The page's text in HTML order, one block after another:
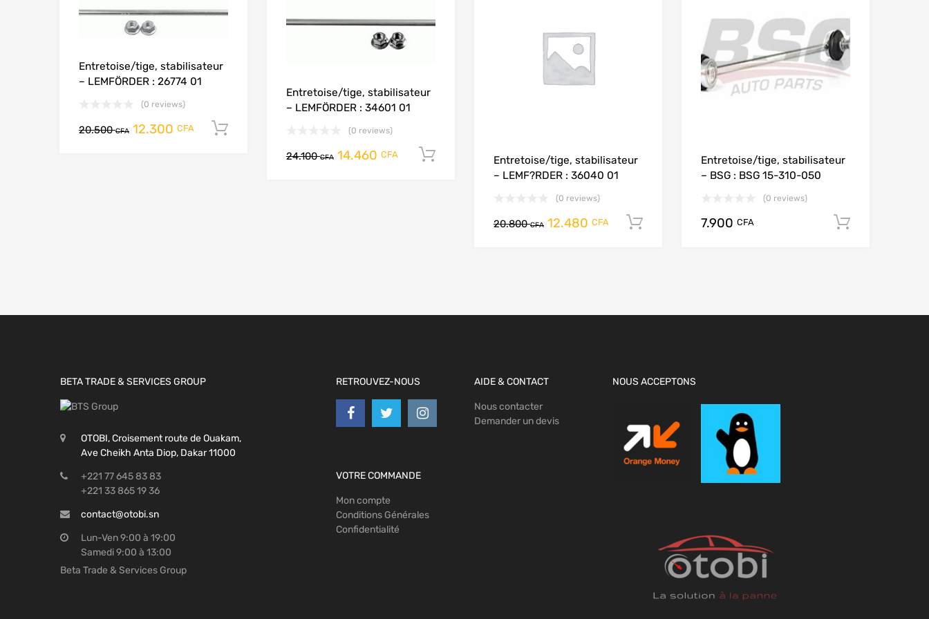
Entretoise/tige, stabilisateur
– LEMFÖRDER : 26774 01
(0 reviews)
20.500CFA 12.300 CFA
Entretoise/tige, stabilisateur
– LEMFÖRDER : 34601 01
(0 reviews)
24.100CFA 14.460 CFA Add to cartEntretoise/tige, stabilisateur
– LEMF?RDER : 36040 01
(0 reviews)
20.800CFA 12.480 CFA Add to cart
Entretoise/tige, stabilisateur
– BSG : BSG 15-310-050
(0 reviews)
7.900 CFA
BETA TRADE & SERVICES GROUP
OTOBI, Croisement route de Ouakam,
Ave Cheikh Anta Diop, Dakar 11000
+221 77 645 83 83
+221 33 865 19 36
contact@otobi.sn
Lun-Ven 9:00 à 19:00
Samedi 9:00 à 13:00
Beta Trade & Services Group
RETROUVEZ-NOUS
VOTRE COMMANDE
Mon compte
Conditions Générales
Confidentialité
AIDE & CONTACT
Nous contacter
Demander un devis
NOUS ACCEPTONS